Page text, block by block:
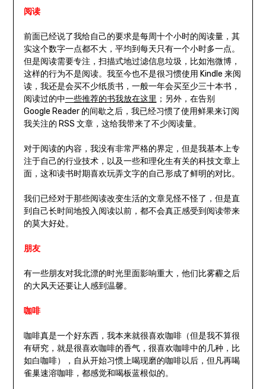
阅读
前面已经说了我给自己的要求是每周十个小时的阅读量，其
实这个数字一点都不大，平均到每天只有一个小时多一点。
但是阅读需要专注，扫描式地过滤信息垃圾，比如泡微博，
这样的行为不是阅读。我至今也不是很习惯使用 Kindle 来阅
读，我还是会买不少纸质书，一般一年会买至少三十本书，
阅读过的中一些推荐的书我放在这里 ；另外，在告别
Google Reader 的间歇之后，我已经习惯了使用鲜果来订阅
我关注的 RSS 文章，这给我带来了不少阅读量。
对于阅读的内容，我没有非常严格的界定，但是我基本上专
注于自己的行业技术，以及一些和理化生有关的科技文章上
面，这和读书时期喜欢玩弄文字的自己形成了鲜明的对比。
我们已经对于那些阅读改变生活的文章见怪不怪了，但是直
到自己长时间地投入阅读以前，都不会真正感受到阅读带来
的莫大好处。
朋友
有一些朋友对我北漂的时光里面影响重大，他们比雾霾之后
的大风天还要让人感到温馨。
咖啡
咖啡真是一个好东西，我本来就很喜欢咖啡（但是我不算很
有研究，就是很喜欢咖啡的香气，很喜欢咖啡中的几种，比
如白咖啡），自从开始习惯上喝现磨的咖啡以后，但凡再喝
雀巢速溶咖啡，都感觉和喝板蓝根似的。